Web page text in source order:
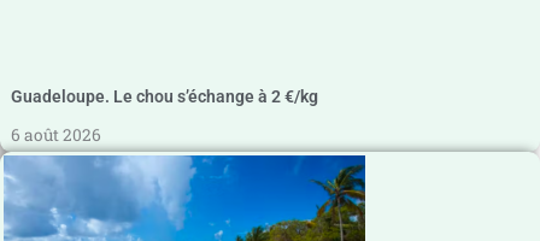
Guadeloupe. Le chou s’échange à 2 €/kg
6 août 2026